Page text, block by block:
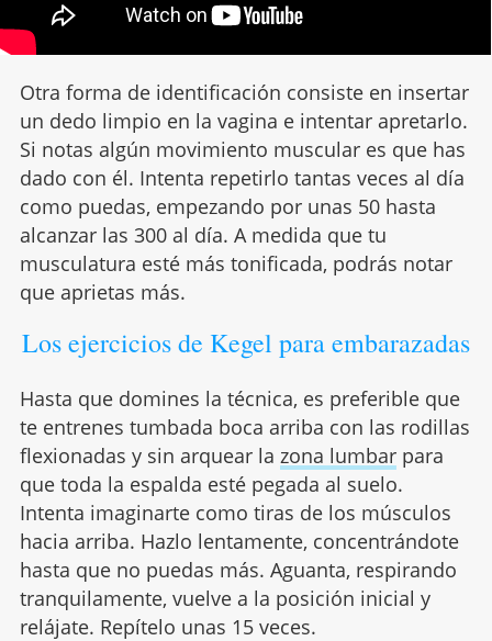
Otra forma de identificación consiste en insertar
un dedo limpio en la vagina e intentar apretarlo.
Si notas algún movimiento muscular es que has
dado con él. Intenta repetirlo tantas veces al día
como puedas, empezando por unas 50 hasta
alcanzar las 300 al día. A medida que tu
musculatura esté más tonificada, podrás notar
que aprietas más.
Los ejercicios de Kegel para embarazadas
Hasta que domines la técnica, es preferible que
te entrenes tumbada boca arriba con las rodillas
flexionadas y sin arquear la zona lumbarpara
que toda la espalda esté pegada al suelo.
Intenta imaginarte como tiras de los músculos
hacia arriba. Hazlo lentamente, concentrándote
hasta que no puedas más. Aguanta, respirando
tranquilamente, vuelve a la posición inicial y
relájate. Repítelo unas 15 veces.